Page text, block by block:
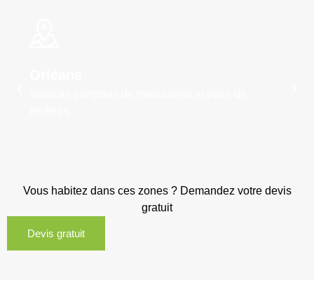
Vous habitez dans ces zones ? Demandez votre devis
gratuit
Devis gratuit